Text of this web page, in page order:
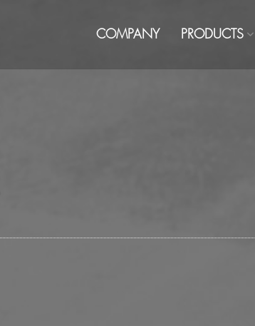
COMPANY PRODUCTS